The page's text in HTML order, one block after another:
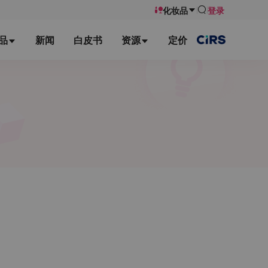
化妆品 登录
新闻 白皮书 资源 定价